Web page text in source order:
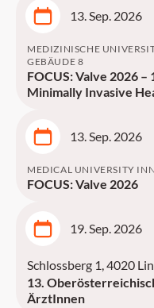
13. Sep. 2026
MEDIZINISCHE
GEBÄUDE 8
FOCUS: Valve 2026
Minimally Invasive
13. Sep. 2026
MEDICAL UNIVERSITY
FOCUS: Valve 2026
19. Sep. 2026
Schlossberg 1, 4020
13.
ÄrztInnen